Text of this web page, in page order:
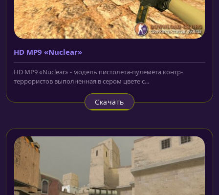
HD MP9 «Nuclear»
HD MP9 «Nuclear» - модель пистолета-пулемёта контр-
террористов выполненная в сером цвете с...
Скачать